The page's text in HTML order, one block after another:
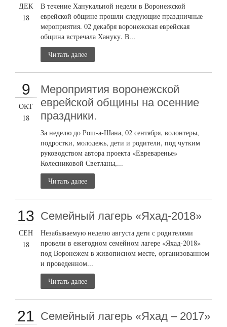
ДЕК
18
В течение Ханукальной недели в Воронежской
еврейской общине прошли следующие праздничные
мероприятия. 02 декабря воронежская еврейская
община встречала Хануку. В...
Читать далее
9
ОКТ
18
Мероприятия воронежской
еврейской общины на осенние
праздники.
За неделю до Рош-а-Шана, 02 сентября, волонтеры,
подростки, молодежь, дети и родители, под чутким
руководством автора проекта «Евреваренье»
Колесниковой Светланы,...
Читать далее
13
СЕН
18
Семейный лагерь «Яхад-2018»
Незабываемую неделю августа дети с родителями
провели в ежегодном семейном лагере «Яхад-2018»
под Воронежем в живописном месте, организованном
и проведенном...
Читать далее
21 Семейный лагерь «Яхад – 2017»